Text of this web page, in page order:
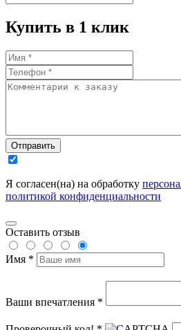
Купить в 1 клик
Отправить
Я согласен(на) на обработку
политикой конфиденциальности
Оставить отзыв
Имя *
Ваши впечатления *